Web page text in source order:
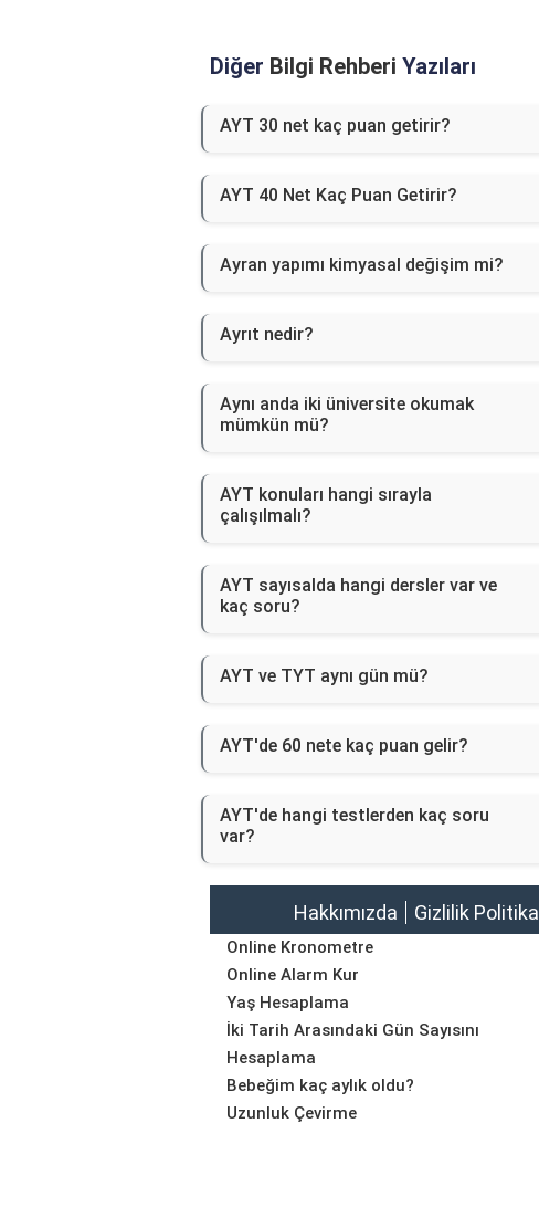
Diğer Bilgi Rehberi Yazıları
AYT 30 net kaç puan getirir?
AYT 40 Net Kaç Puan Getirir?
Ayran yapımı kimyasal değişim mi?
Ayrıt nedir?
Aynı anda iki üniversite okumak
mümkün mü?
AYT konuları hangi sırayla
çalışılmalı?
AYT sayısalda hangi dersler var ve
kaç soru?
AYT ve TYT aynı gün mü?
AYT'de 60 nete kaç puan gelir?
AYT'de hangi testlerden kaç soru
var?
Hakkımızda Gizlilik
Online Kronometre
Online Alarm Kur
Yaş Hesaplama
İki Tarih Arasındaki Gün Sayısını
Hesaplama
Bebeğim kaç aylık oldu?
Uzunluk Çevirme